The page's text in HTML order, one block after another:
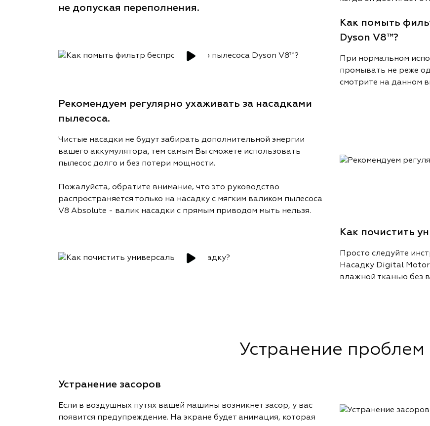
не допуская переполнения.
Как помыть
Dyson V8™?
При нормальном
промывать не реже
смотрите на данном
Рекомендуем регулярно ухаживать за насадками
пылесоса.
Чистые насадки не будут забирать дополнительной энергии
вашего аккумулятора, тем самым Вы сможете использовать
пылесос долго и без потери мощности.
Пожалуйста, обратите внимание, что это руководство
распространяется только на насадку с мягким валиком пылесоса
V8 Absolute - валик насадки с прямым приводом мыть нельзя.
Как почистить
Просто следуйте
Насадку Digital
влажной тканью без
Устранение проблем
Устранение засоров
Если в воздушных путях вашей машины возникнет засор, у вас
появится предупреждение. На экране будет анимация, которая